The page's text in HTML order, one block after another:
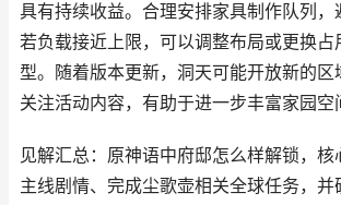
具有持续收益。合理安排家具制作队列，
若负载接近上限，可以调整布局或更换占
型。随着版本更新，洞天可能开放新的区
关注活动内容，有助于进一步丰富家园空
见解汇总：原神语中府邸怎么样解锁，核
主线剧情、完成尘歌壶相关全球任务，并